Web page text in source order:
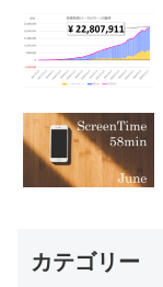
カテゴリー